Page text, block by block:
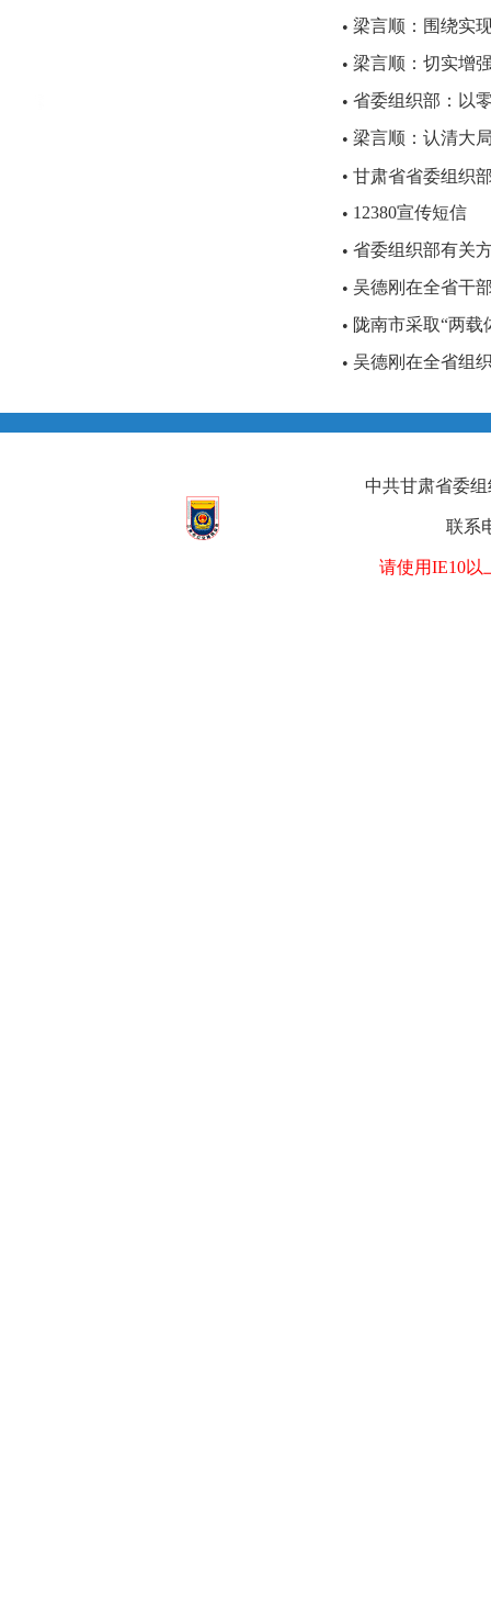
• 梁言顺：围绕实
• 梁言顺：切实增
• 省委组织部：以
• 梁言顺：认清大
• 甘肃省省委组织
• 12380宣传短信
• 省委组织部有关
• 吴德刚在全省干
• 陇南市采取“两载
• 吴德刚在全省组
中共甘肃省委
联系
请使用IE10以